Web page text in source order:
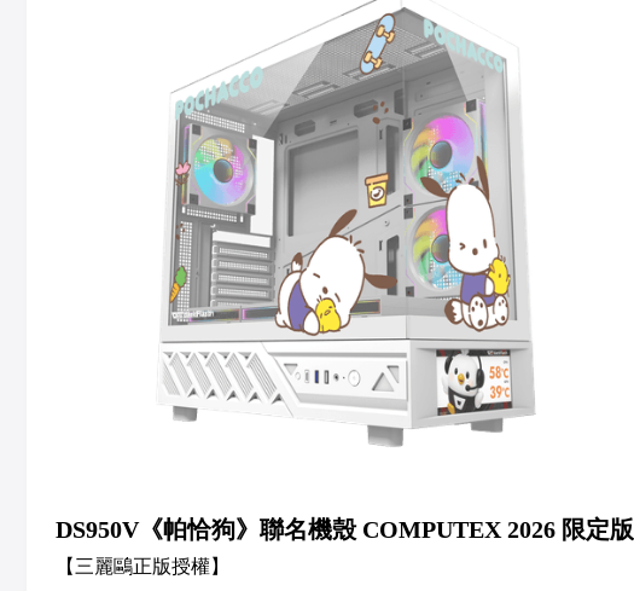
DS950V《帕恰狗》聯名機殼 COMPUTEX 2026 限定版
【三麗鷗正版授權】